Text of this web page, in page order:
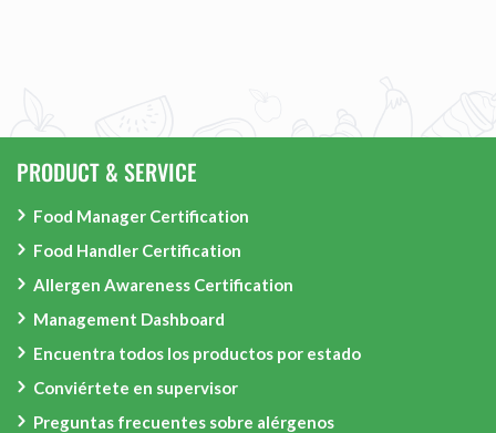
PRODUCT & SERVICE
Food Manager Certification
Food Handler Certification
Allergen Awareness Certification
Management Dashboard
Encuentra todos los productos por estado
Conviértete en supervisor
Preguntas frecuentes sobre alérgenos